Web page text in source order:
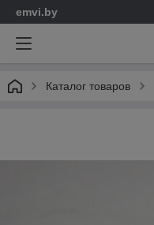
emvi.by
Каталог товаров